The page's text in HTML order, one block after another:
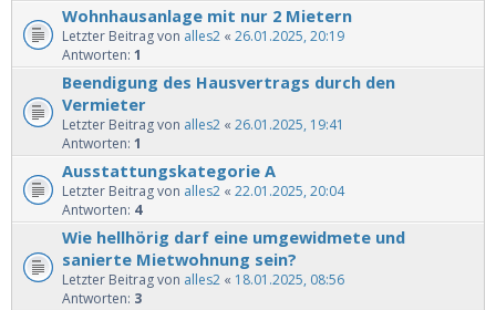
Wohnhausanlage mit nur 2 Mietern
Letzter Beitrag von alles2 « 26.01.2025, 20:19
Antworten: 1
Beendigung des Hausvertrags durch den
Vermieter
Letzter Beitrag von alles2 « 26.01.2025, 19:41
Antworten: 1
Ausstattungskategorie A
Letzter Beitrag von alles2 « 22.01.2025, 20:04
Antworten: 4
Wie hellhörig darf eine umgewidmete und
sanierte Mietwohnung sein?
Letzter Beitrag von alles2 « 18.01.2025, 08:56
Antworten: 3